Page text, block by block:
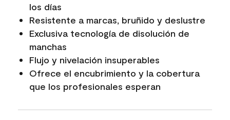
los días
Resistente a marcas, bruñido y deslustre
Exclusiva tecnología de disolución de
manchas
Flujo y nivelación insuperables
Ofrece el encubrimiento y la cobertura
que los profesionales esperan